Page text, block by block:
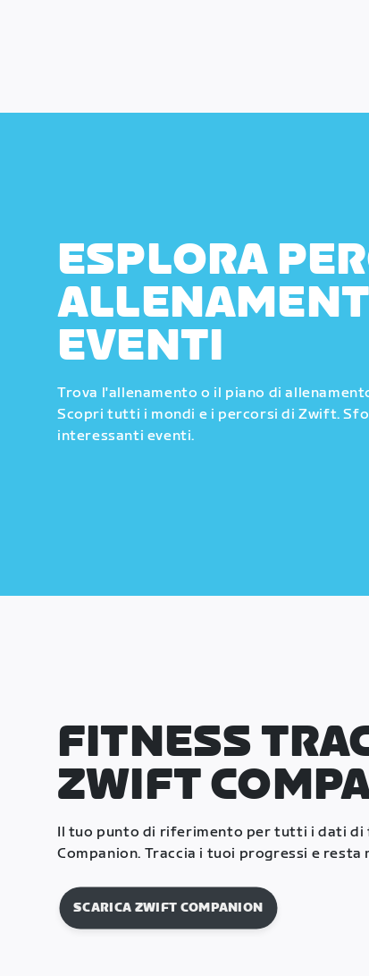
ESPLORA
EVENTI
Trova l'allenamento o il piano di
Scopri tutti i mondi e i percorsi di Zwift.
interessanti eventi.
FITNESS
ZWIFT
Il tuo punto di riferimento per tutti i dati di
Companion. Traccia i tuoi progressi e
SCARICA ZWIFT COMPANION